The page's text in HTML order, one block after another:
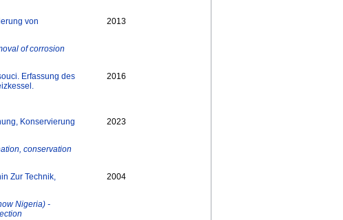
von
2013
of corrosion
Erfassung des
2016
Konservierung
2023
conservation
Zur Technik,
2004
Nigeria) -